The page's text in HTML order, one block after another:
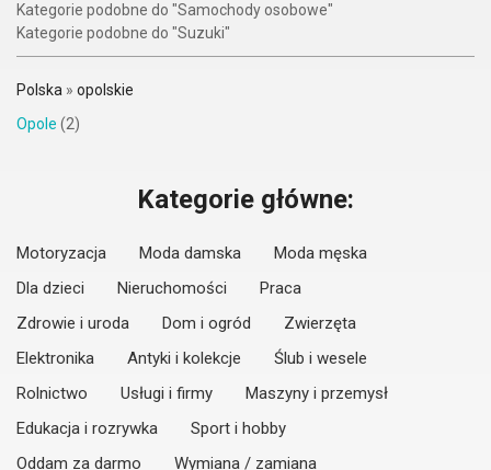
Kategorie podobne do "Samochody osobowe"
Kategorie podobne do "Suzuki"
Polska » opolskie
Opole (2)
Kategorie główne:
Motoryzacja Moda damska
Moda męska
Dla dzieci
Nieruchomości
Praca
Zdrowie i uroda
Dom i ogród
Zwierzęta
Elektronika
Antyki i kolekcje
Ślub i wesele
Rolnictwo
Usługi i firmy
Maszyny i przemysł
Edukacja i rozrywka
Sport i hobby
Oddam za darmo
Wymiana / zamiana